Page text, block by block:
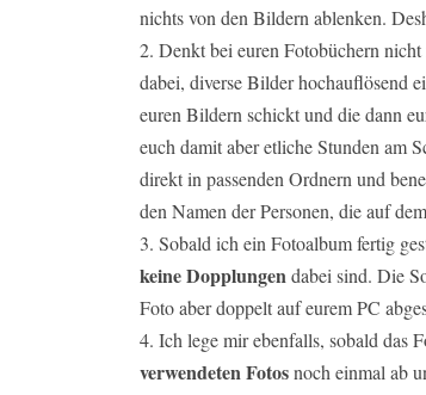
nichts von den Bildern ablenken.
Denkt bei euren Fotobüchern
dabei, diverse Bilder hochauflösend
euren Bildern schickt und die dann
euch damit aber etliche Stunden am
direkt in passenden Ordnern und
den Namen der Personen, die auf
Sobald ich ein Fotoalbum fertig
keine Dopplungendabei sind. Die
Foto aber doppelt auf eurem PC
Ich lege mir ebenfalls, sobald das
verwendeten Fotosnoch einmal ab